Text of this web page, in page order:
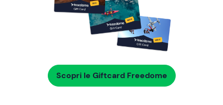
Scopri le Giftcard Freedome